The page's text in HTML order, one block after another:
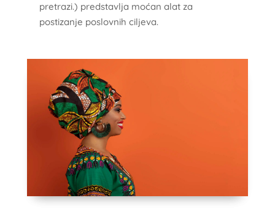
pretrazi.) predstavlja moćan alat za
postizanje poslovnih ciljeva.